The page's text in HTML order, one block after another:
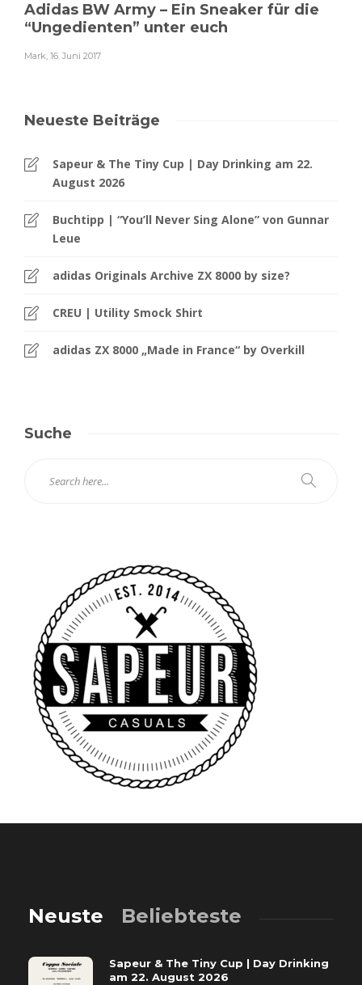
Adidas BW Army – Ein Sneaker für die
“Ungedienten” unter euch
Mark, 16. Juni 2017
Neueste Beiträge
Sapeur & The Tiny Cup | Day Drinking am 22.
August 2026
Buchtipp | “You’ll Never Sing Alone” von Gunnar
Leue
adidas Originals Archive ZX 8000 by size?
CREU | Utility Smock Shirt
adidas ZX 8000 „Made in France“ by Overkill
Suche
Neuste Beliebteste
Sapeur & The Tiny Cup | Day Drinking
am 22. August 2026